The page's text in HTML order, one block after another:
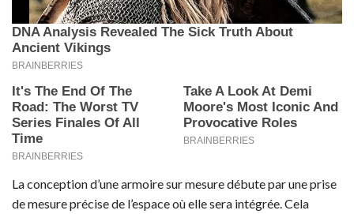
La conception d’une armoire sur mesure débute par une prise
de mesure précise de l’espace où elle sera intégrée. Cela